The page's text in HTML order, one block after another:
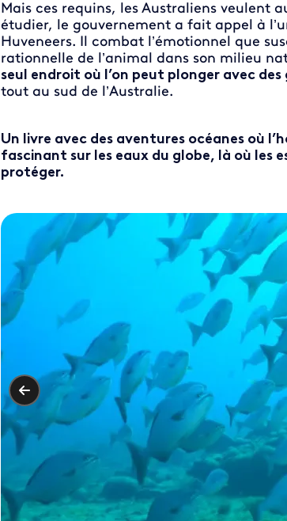
Mais ces requins, les Australiens veulent
étudier, le gouvernement a fait appel à
Huveneers. Il combat l’émotionnel que
rationnelle de l’animal dans son milieu
seul endroit où l’on peut plonger avec
tout au sud de l’Australie.
Un livre avec des aventures océanes où
fascinant sur les eaux du globe, là où les
protéger.